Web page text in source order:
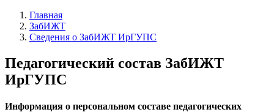
Главная
ЗабИЖТ
Сведения о ЗабИЖТ ИрГУПС
Педагогический состав ЗабИЖТ
ИрГУПС
Информация о персональном составе педагогических